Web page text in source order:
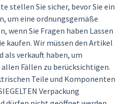
stellen Sie sicher, bevor Sie ein
um eine ordnungsgemäße
wenn Sie Fragen haben Lassen
kaufen. Wir müssen den Artikel
als verkauft haben, um
Fällen zu berücksichtigen.
Teile und Komponenten
Verpackung